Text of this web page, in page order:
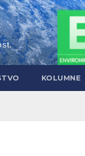
KOLUMNE